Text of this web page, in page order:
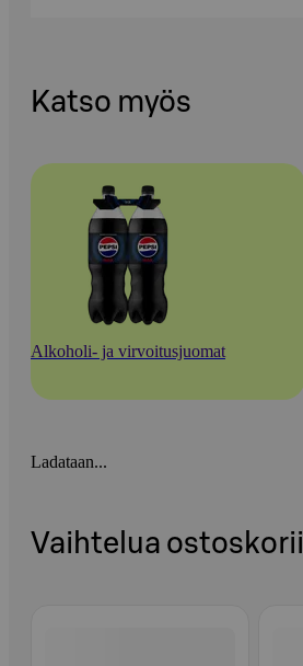
Katso myös
Alkoholi- ja virvoitusjuomat
Ladataan...
Vaihtelua